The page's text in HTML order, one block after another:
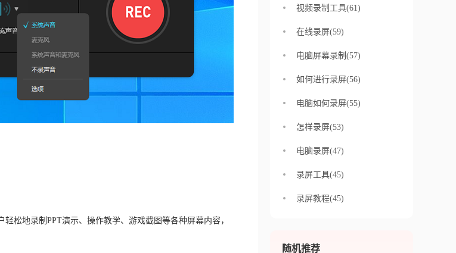
地录制PPT演示、操作教学、游戏截图等各种屏幕内容，
视频录制工具(61)
在线录屏(59)
电脑屏幕录制(57)
如何进行录屏(56)
电脑如何录屏(55)
怎样录屏(53)
电脑录屏(47)
录屏工具(45)
录屏教程(45)
随机推荐